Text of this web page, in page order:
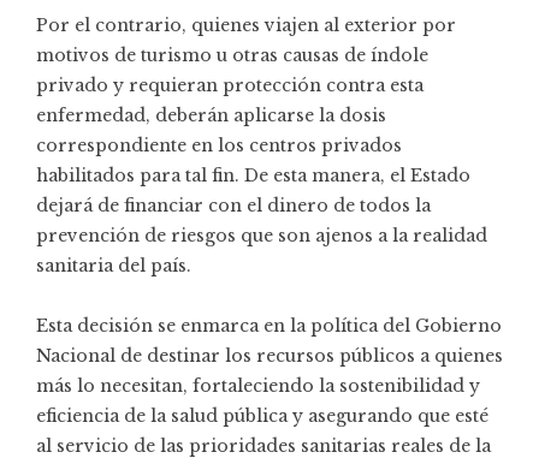
Por el contrario, quienes viajen al exterior por
motivos de turismo u otras causas de índole
privado y requieran protección contra esta
enfermedad, deberán aplicarse la dosis
correspondiente en los centros privados
habilitados para tal fin. De esta manera, el Estado
dejará de financiar con el dinero de todos la
prevención de riesgos que son ajenos a la realidad
sanitaria del país.
Esta decisión se enmarca en la política del Gobierno
Nacional de destinar los recursos públicos a quienes
más lo necesitan, fortaleciendo la sostenibilidad y
eficiencia de la salud pública y asegurando que esté
al servicio de las prioridades sanitarias reales de la